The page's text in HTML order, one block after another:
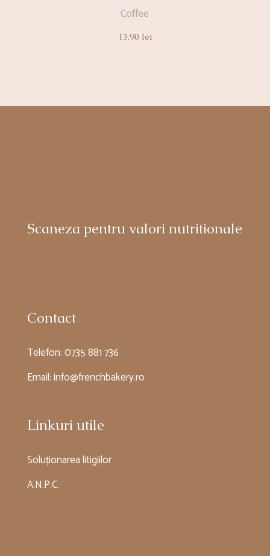
Coffee
13.90 lei
Scaneza pentru valori nutritionale
Contact
Telefon:0735 881 736
Email:info@frenchbakery.ro
Linkuri utile
Soluționarea litigiilor
A.N.P.C.